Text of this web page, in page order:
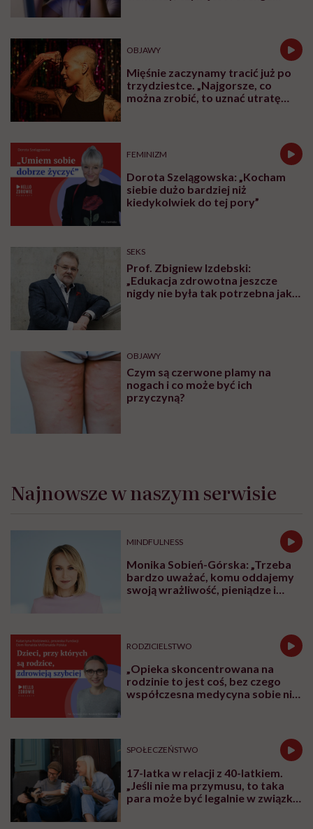
OBJAWY
Mięśnie zaczynamy tracić już po
trzydziestce. „Najgorsze, co
można zrobić, to uznać utratę
FEMINIZM
Dorota Szelągowska: „Kocham
siebie dużo bardziej niż
kiedykolwiek do tej pory”
SEKS
Prof. Zbigniew Izdebski:
„Edukacja zdrowotna jeszcze
nigdy nie była tak potrzebna jak
OBJAWY
Czym są czerwone plamy na
nogach i co może być ich
przyczyną?
Najnowsze w naszym serwisie
MINDFULNESS
Monika Sobień-Górska: „Trzeba
bardzo uważać, komu oddajemy
swoją wrażliwość, pieniądze i
RODZICIELSTWO
„Opieka skoncentrowana na
rodzinie to jest coś, bez czego
współczesna medycyna sobie nie
SPOŁECZEŃSTWO
17-latka w relacji z 40-latkiem.
„Jeśli nie ma przymusu, to taka
para może być legalnie w związku.